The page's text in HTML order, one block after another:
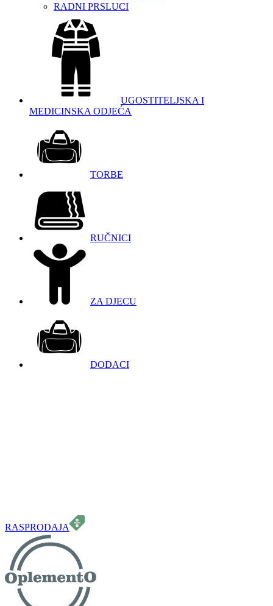
RADNI PRSLUCI
UGOSTITELJSKA I
MEDICINSKA ODJEĆA
TORBE
RUČNICI
ZA DJECU
DODACI
RASPRODAJA